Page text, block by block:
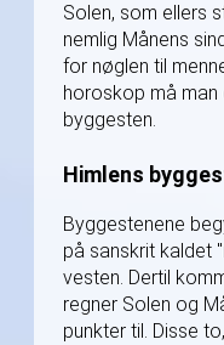
Solen, som ellers
nemlig Månens
for nøglen til
horoskop må
byggesten.
Himlens
Byggestenene
på sanskrit kaldet
vesten. Dertil
regner Solen og
punkter til. Disse